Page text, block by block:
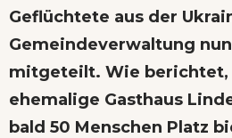
Geflüchtete aus der
Gemeindeverwaltung
mitgeteilt. Wie berichtet,
ehemalige Gasthaus
bald 50 Menschen Platz